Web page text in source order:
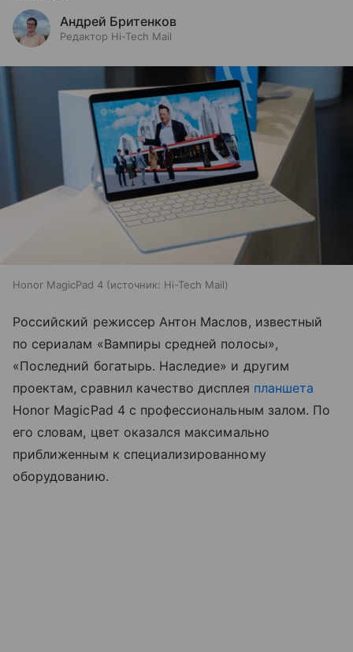
Андрей Бритенков
Редактор Hi-Tech Mail
Honor MagicPad 4 источник: Hi-Tech Mail
Российский режиссер Антон Маслов, известный
по сериалам «Вампиры средней полосы»,
«Последний богатырь. Наследие» и другим
проектам, сравнил качество дисплея планшета
Honor MagicPad 4 с профессиональным залом. По
его словам, цвет оказался максимально
приближенным к специализированному
оборудованию.